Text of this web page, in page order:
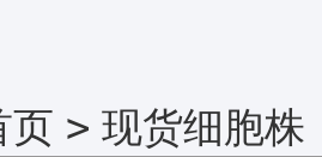
页 > 现货细胞株